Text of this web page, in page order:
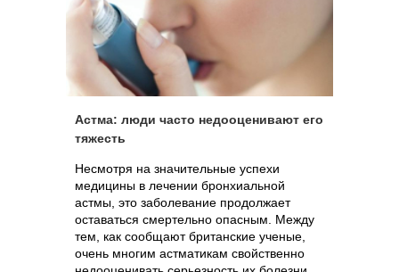
Астма: люди часто недооценивают его
тяжесть
Несмотря на значительные успехи
медицины в лечении бронхиальной
астмы, это заболевание продолжает
оставаться смертельно опасным. Между
тем, как сообщают британские ученые,
очень многим астматикам свойственно